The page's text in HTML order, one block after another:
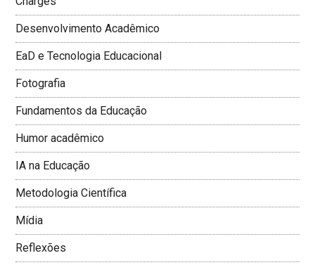
Desenvolvimento Acadêmico
EaD e Tecnologia Educacional
Fotografia
Fundamentos da Educação
Humor acadêmico
IA na Educação
Metodologia Cientí­fica
Mí­dia
Reflexões